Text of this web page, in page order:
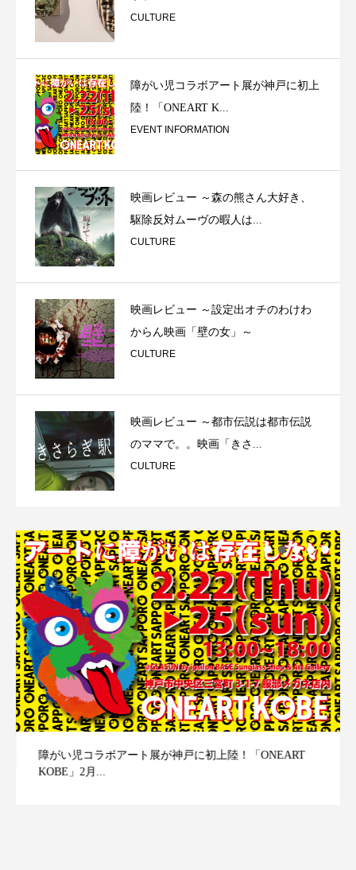
CULTURE
障がい児コラボアート展が神戸に初上
陸！「ONEART K...
EVENT INFORMATION
映画レビュー ～森の熊さん大好き、
駆除反対ムーヴの暇人は...
CULTURE
映画レビュー ～設定出オチのわけわ
からん映画「壁の女」～
CULTURE
映画レビュー ～都市伝説は都市伝説
のママで。。映画「きさ...
CULTURE
障がい児コラボアート展が神戸に初上陸！「ONEART
KOBE」2月...